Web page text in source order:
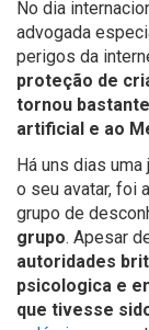
No dia
advogada
perigos da
proteção de
tornou
artificial e ao
Há uns dias uma
o seu avatar, foi
grupo de
grupo. Apesar
autoridades
psicologica e
que tivesse